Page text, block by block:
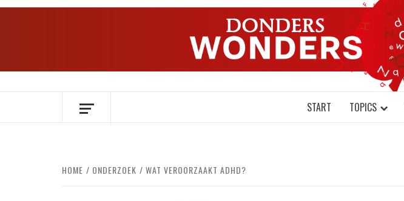
Ga
OVER HERSENEN EN WETENSCHAP // ON BRAINS AND SCIENCE
START TOPICS
HOME ONDERZOEK WAT VEROORZAAKT ADHD?